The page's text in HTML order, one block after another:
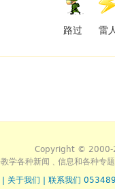
路过 雷
Copyright © 2000-
学各种新闻﹑信息和各种专
关于我们
联系我们